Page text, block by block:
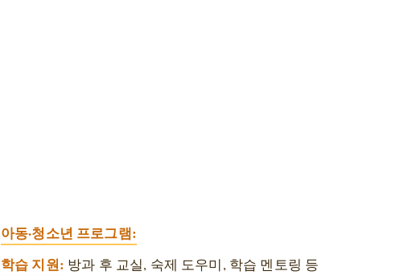
아동·청소년 프로그램:
학습 지원: 방과 후 교실, 숙제 도우미, 학습 멘토링 등